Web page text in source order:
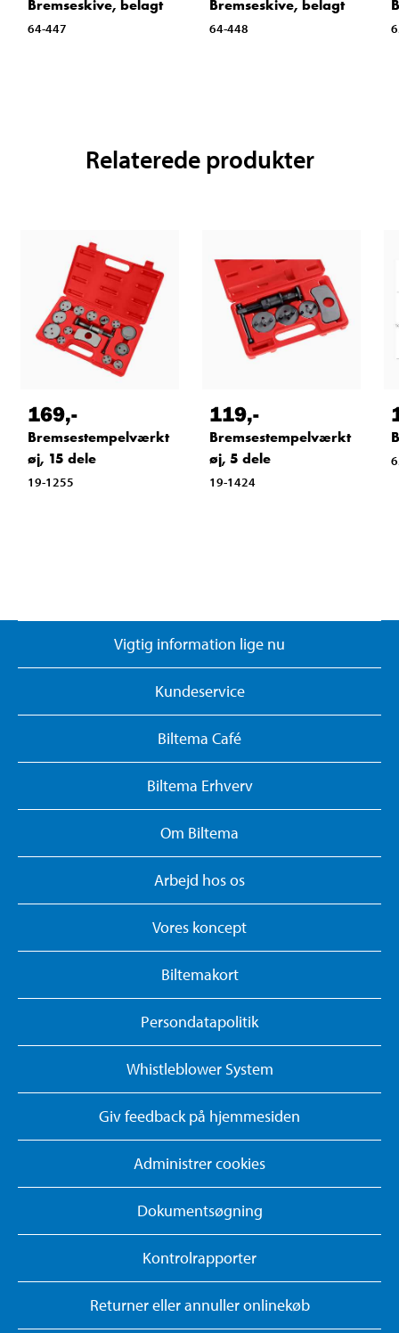
Bremseskive, belagt
64-447
Bremseskive, belagt
64-448
Relaterede produkter
169,-
Bremsestempelværkt
øj, 15 dele
19-1255
119,-
Bremsestempelværkt
øj, 5 dele
19-1424
Vigtig information lige nu
Kundeservice
Biltema Café
Biltema Erhverv
Om Biltema
Arbejd hos os
Vores koncept
Biltemakort
Persondatapolitik
Whistleblower System
Giv feedback på hjemmesiden
Administrer cookies
Dokumentsøgning
Kontrolrapporter
Returner eller annuller onlinekøb